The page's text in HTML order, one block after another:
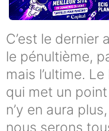
C’est le dernier
le pénultième,
mais l’ultime.
qui met un
n’y en aura
nous serons